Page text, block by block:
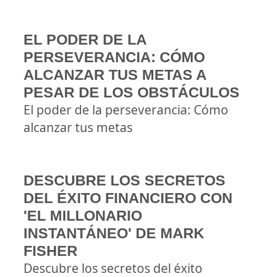
EL PODER DE LA
PERSEVERANCIA: CÓMO
ALCANZAR TUS METAS A
PESAR DE LOS OBSTÁCULOS
El poder de la perseverancia: Cómo
alcanzar tus metas
DESCUBRE LOS SECRETOS
DEL ÉXITO FINANCIERO CON
'EL MILLONARIO
INSTANTÁNEO' DE MARK
FISHER
Descubre los secretos del éxito